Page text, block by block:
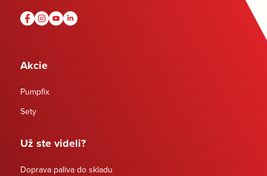
Akcie
Pumpfix
Sety
Už ste videli?
Doprava paliva do skladu